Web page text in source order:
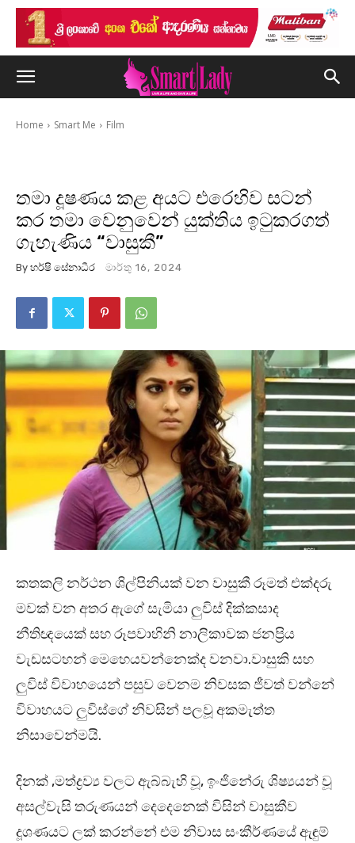
Home Smart Me Film
තමා දූෂණය කළ අයට එරෙහිව සටන්
කර තමා වෙනුවෙන් යුක්තිය ඉටුකරගත්
ගැහැණිය “වාසුකී”
By හර්ෂි සේනාධීර මාර්තු 16, 2024
කතකලි නර්ථන ශිල්පිනියක් වන වාසුකී රූමත් එක්දරු
මවක් වන අතර ඇගේ සැමියා ලුවිස් දික්කසාද
නීතිඥයෙක් සහ රූපවාහිනි නාලිකාවක ජනප්‍රිය
වැඩසටහන් මෙහෙයවන්නෙක්ද වනවා.වාසුකි සහ
ලුවිස් විවාහයෙන් පසුව වෙනම නිවසක ජීවත් වන්නේ
විවාහයට ලුවිස්ගේ නිවසින් පලවූ අකමැත්ත
නිසාවෙන්මයි.
දිනක් ,මත්ද්‍රව්‍ය වලට ඇබ්බැහි වූ, ඉංජිනේරු ශිෂ්‍යයන් වූ
අසල්වැසි තරුණයන් දෙදෙනෙක් විසින් වාසුකීව
දූශණයට ලක් කරන්නේ එම නිවාස සංකීර්ණයේ ඇඳුම්